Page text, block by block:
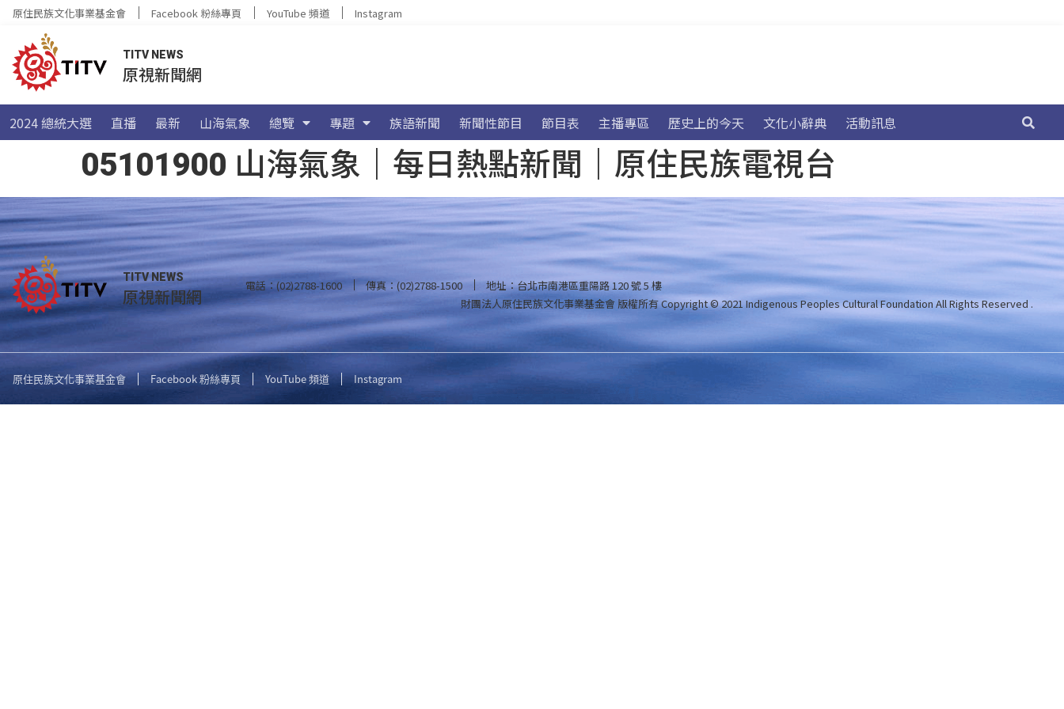
原住民族文化事業基金會 Facebook 粉絲專頁 YouTube 頻道 Instagram
TITV NEWS
原視新聞網
2024 總統大選 直播 最新 山海氣象 總覽 專題 族語新聞 新聞性節目 節目表 主播專區 歷史上的今天 文化小辭典 活動訊息
05101900 山海氣象｜每日熱點新聞｜原住民族電視台
TITV NEWS
原視新聞網 電話：(02)2788-1600 傳真：(02)2788-1500
地址：台北市南港區重陽路 120 號 5 樓
財團法人原住民族文化事業基金會 版權所有Copyright © 2021 Indigenous Peoples Cultural Foundation All Rights Reserved .
原住民族文化事業基金會 Facebook 粉絲專頁 YouTube 頻道 Instagram